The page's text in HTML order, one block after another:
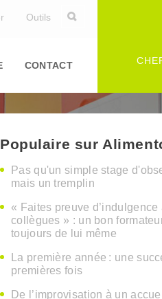
Outils
CONTACT
Populaire sur
Pas qu'un simple stage
mais un tremplin
« Faites preuve d’indulgence
collègues » : un bon
toujours de lui même
La première année : une
premières fois
De l’improvisation à un